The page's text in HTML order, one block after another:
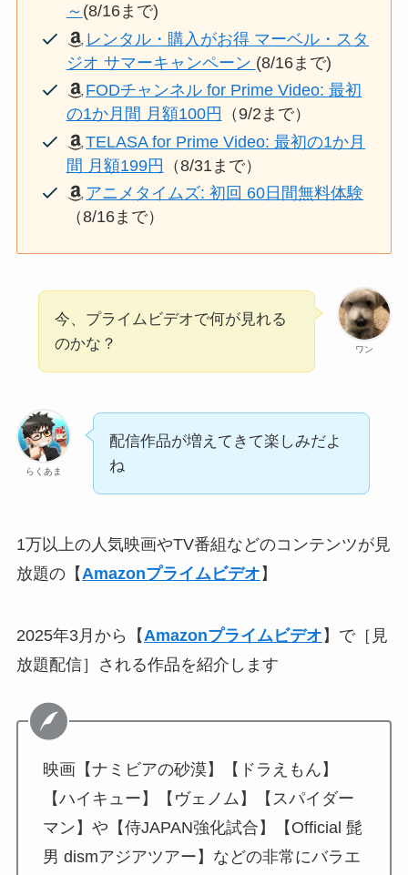
～ (8/16まで)
レンタル・購入がお得 マーベル・スタ
ジオ サマーキャンペーン (8/16まで)
FODチャンネル for Prime Video: 最初
の1か月間 月額100円
（9/2まで）
TELASA for Prime Video: 最初の1か月
間 月額199円 （8/31まで）
アニメタイムズ: 初回 60日間無料体験
（8/16まで）
ワン
今、プライムビデオで何が見れる
のかな？
らくあま
配信作品が増えてきて楽しみだよ
ね
1万以上の人気映画やTV番組などのコンテンツが見
放題の【Amazonプライムビデオ 】
2025年3月から【Amazonプライムビデオ 】で［見
放題配信］される作品を紹介します
映画【ナミビアの砂漠】【ドラえもん】
【ハイキュー】【ヴェノム】【スパイダー
マン】や【侍JAPAN強化試合】【Official 髭
男 dismアジアツアー】などの非常にバラエ